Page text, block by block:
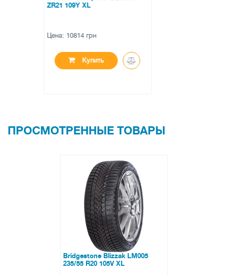
Купить
ПРОСМОТРЕННЫЕ ТОВАРЫ
Bridgestone Blizzak LM005
235/55 R20 105V XL